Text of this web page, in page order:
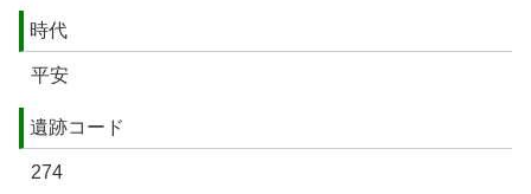
時代
平安
遺跡コード
274